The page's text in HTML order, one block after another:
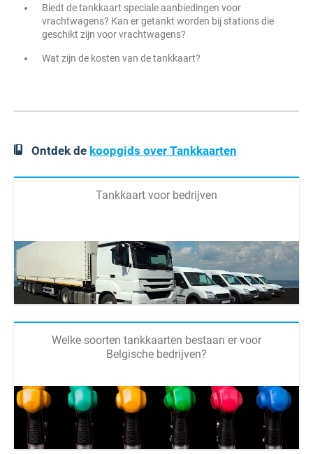
Biedt de tankkaart speciale aanbiedingen voor
vrachtwagens? Kan er getankt worden bij stations die
geschikt zijn voor vrachtwagens?
Wat zijn de kosten van de tankkaart?
Ontdek de koopgids over Tankkaarten
Tankkaart voor bedrijven
Welke soorten tankkaarten bestaan er voor
Belgische bedrijven?